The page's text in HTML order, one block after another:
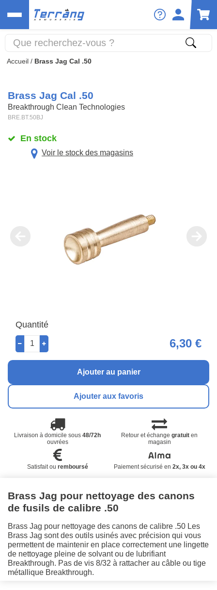
Accueil / Brass Jag Cal .50
Brass Jag Cal .50
Breakthrough Clean Technologies
BRE.BT.50BJ
En stock
Voir le stock des magasins
Quantité
6,30 €
Ajouter au panier
Ajouter aux favoris
Livraison à domicile sous48/72h
ouvrées
Retour et échangegratuit en
magasin
Satisfait ou remboursé Paiement sécurisé en 2x, 3x ou 4x
Brass Jag pour nettoyage des canons
de fusils de calibre .50
Brass Jag pour nettoyage des canons de calibre .50 Les
Brass Jag sont des outils usinés avec précision qui vous
permettent de maintenir en place correctement une lingette
de nettoyage pleine de solvant ou de lubrifiant
Breakthrough. Pas de vis 8/32 à rattacher au câble ou tige
métallique Breakthrough.